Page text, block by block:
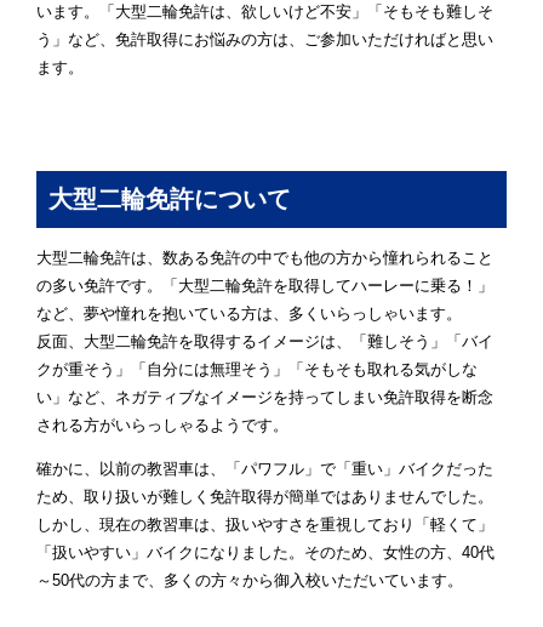
います。「大型二輪免許は、欲しいけど不安」「そもそも難しそ
う」など、免許取得にお悩みの方は、ご参加いただければと思い
ます。
大型二輪免許について
大型二輪免許は、数ある免許の中でも他の方から憧れられること
の多い免許です。「大型二輪免許を取得してハーレーに乗る！」
など、夢や憧れを抱いている方は、多くいらっしゃいます。
反面、大型二輪免許を取得するイメージは、「難しそう」「バイ
クが重そう」「自分には無理そう」「そもそも取れる気がしな
い」など、ネガティブなイメージを持ってしまい免許取得を断念
される方がいらっしゃるようです。
確かに、以前の教習車は、「パワフル」で「重い」バイクだった
ため、取り扱いが難しく免許取得が簡単ではありませんでした。
しかし、現在の教習車は、扱いやすさを重視しており「軽くて」
「扱いやすい」バイクになりました。そのため、女性の方、40代
～50代の方まで、多くの方々から御入校いただいています。